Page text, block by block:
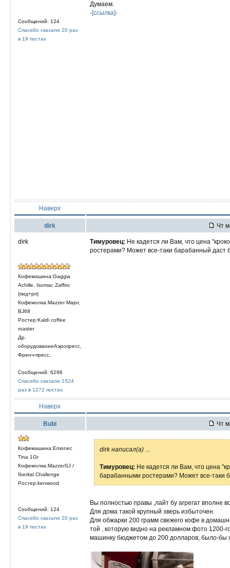
Сообщений: 124
Спасибо сказали 20 раз
в 19 постах
Думаем.
-[ссылка]-
Наверх
dirk Чт
dirk
Кофемашина:Gaggia
Achille, Isomac Zaffiro
(пид+рп)
Кофемолка:Mazzer Major,
BJ68
Ростер:Kaldi coffee
roaster
Др.
оборудованиеАэропресс,
Френч-пресс,
Сообщений: 6296
Спасибо сказали 1524
раз в 1272 постах
Тимуровец: Не кадется ли Вам, что цена
ростерами? Может все-таки барабанный даст
Наверх
Bubi Чт
Кофемашина:Emonec
Tina 1Gr
Кофемолка:MazzerSJ /
Iberital Challenge
Ростер:kenwood
Сообщений: 124
Спасибо сказали 20 раз
в 19 постах
dirk написал(а)
Тимуровец: Не кадется ли Вам, что цена
барабанными ростерами? Может все-таки
Вы полностью правы ,лайт бу агрегат вполне
Для дома такой крупный зверь избыточен.
Для обжарки 200 грамм свежего кофе в
той , которую видно на рекламном фото 1200-
машинку бюджетом до 200 долларов, было-бы